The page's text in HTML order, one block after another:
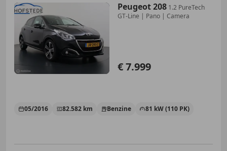
Peugeot 208 1.2 PureTech
GT-Line | Pano | Camera
€ 7.999
05/2016 82.582 km Benzine 81 kW (110 PK)